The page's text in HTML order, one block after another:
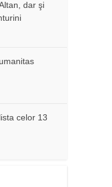
dar şi
celor 13